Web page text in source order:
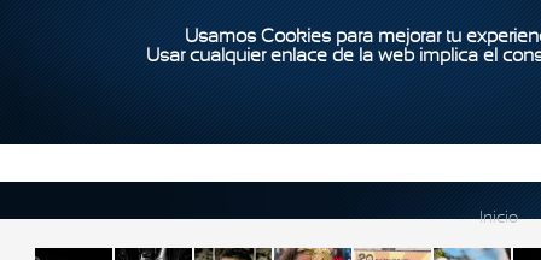
Usamos Cookies para mejorar tu
Usar cualquier enlace de la web implica el
Inicio